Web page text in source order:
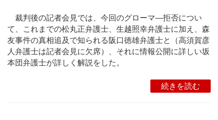
裁判後の記者会見では、今回のグローマ―拒否につい
て、これまでの松丸正弁護士、生越照幸弁護士に加え、森
友事件の真相追及で知られる阪口徳雄弁護士と（高須賀彦
人弁護士は記者会見に欠席）、それに情報公開に詳しい坂
本団弁護士が詳しく解説をした。
続きを読む